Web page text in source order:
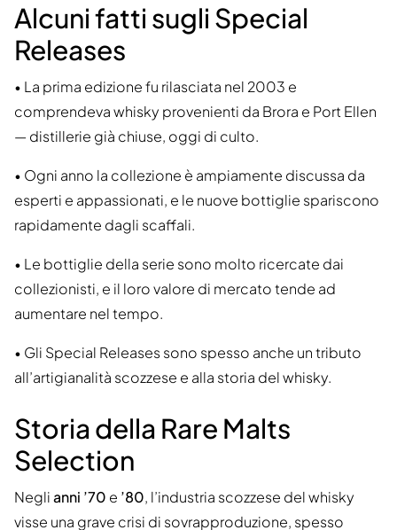
Alcuni fatti sugli Special
Releases
• La prima edizione fu rilasciata nel 2003 e
comprendeva whisky provenienti da Brora e Port Ellen
— distillerie già chiuse, oggi di culto.
• Ogni anno la collezione è ampiamente discussa da
esperti e appassionati, e le nuove bottiglie spariscono
rapidamente dagli scaffali.
• Le bottiglie della serie sono molto ricercate dai
collezionisti, e il loro valore di mercato tende ad
aumentare nel tempo.
• Gli Special Releases sono spesso anche un tributo
all’artigianalità scozzese e alla storia del whisky.
Storia della Rare Malts
Selection
Neglianni ’70 e ’80, l’industria scozzese del whisky
visse una grave crisi di sovrapproduzione, spesso